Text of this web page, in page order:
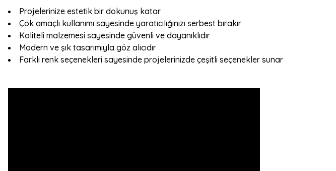
Projelerinize estetik bir dokunuş katar
Çok amaçlı kullanımı sayesinde yaratıcılığınızı serbest bırakır
Kaliteli malzemesi sayesinde güvenli ve dayanıklıdır
Modern ve şık tasarımıyla göz alıcıdır
Farklı renk seçenekleri sayesinde projelerinizde çeşitli seçenekler sunar